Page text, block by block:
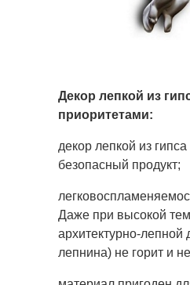
Декор лепкой из
приоритетами:
декор лепкой из гипса
безопасный продукт;
Даже при высокой
архитектурно-лепной
лепнина) не горит и